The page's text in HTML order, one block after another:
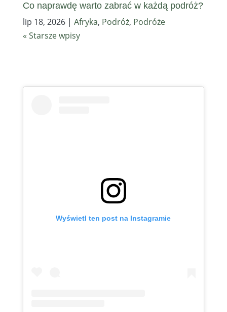
Co naprawdę warto zabrać w każdą podróż?
lip 18, 2026| Afryka, Podróż, Podróże
« Starsze wpisy
Wyświetl ten post na Instagramie